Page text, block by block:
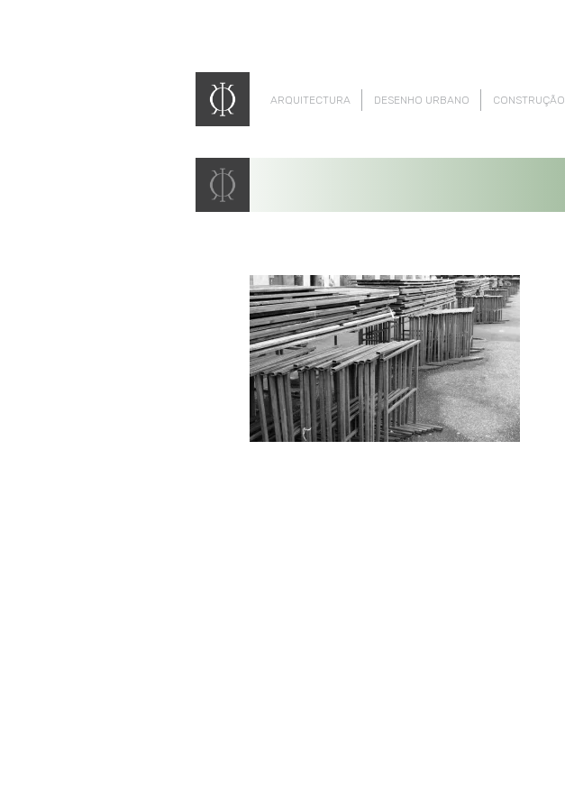
ARQUITECTURA DESENHO URBANO CONSTRUÇÃO